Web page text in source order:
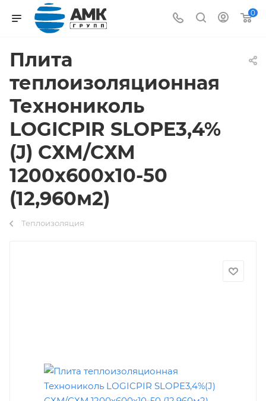
0
Плита
теплоизоляционная
Технониколь
LOGICPIR SLOPE3,4%
(J) СХМ/СХМ
1200х600х10-50
(12,960м2)
Теплоизоляция